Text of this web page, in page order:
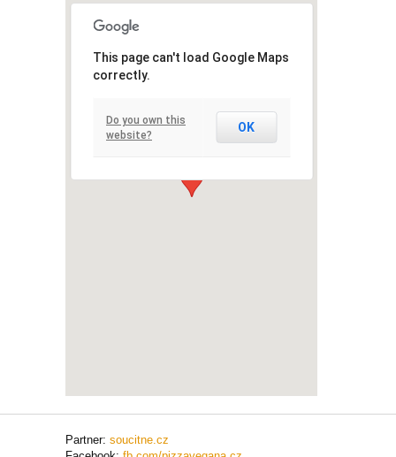
This page can't load Google Maps
correctly.
Do you own this
website?
OK
Partner: soucitne.cz